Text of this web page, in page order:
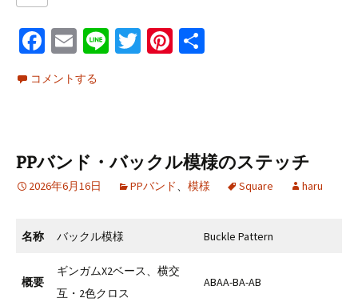
Fa
ce
b
k
E
m
ai
Li T
Pi
コメントする
PPバンド・バックル模様のステッチ
2026年6月16日 PPバンド、 模様 Square haru
名称 バックル模様 Buckle Pattern
概要
ギンガムX2ベース、横交
互・2色クロス
ABAA-BA-AB